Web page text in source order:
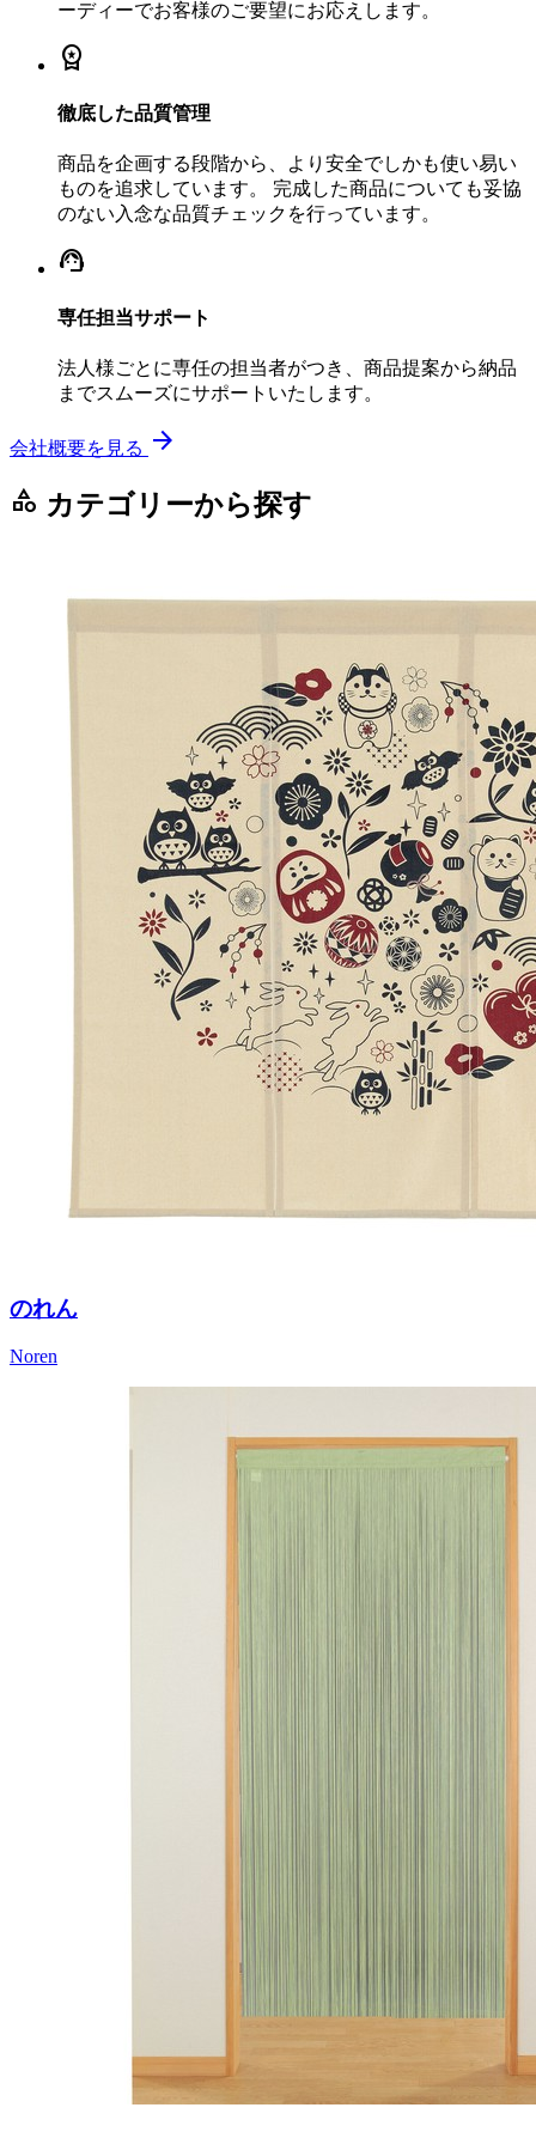
ーディーでお客様のご要望にお応えします。
workspace_premium
徹底した品質管理
商品を企画する段階から、より安全でしかも使い易い
ものを追求しています。 完成した商品についても妥協
のない入念な品質チェックを行っています。
support_agent
専任担当サポート
法人様ごとに専任の担当者がつき、商品提案から納品
までスムーズにサポートいたします。
会社概要を見る arrow_forward
category カテゴリーから探す
のれん
Noren